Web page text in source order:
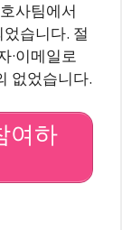
사팀에서
습니다. 절
·이메일로
없었습니다.
여하